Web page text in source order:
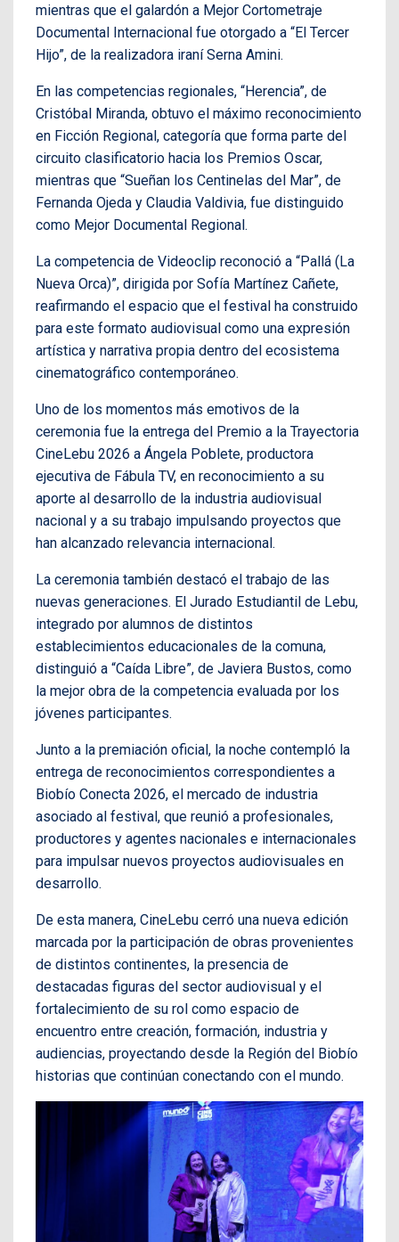
mientras que el galardón a Mejor Cortometraje
Documental Internacional fue otorgado a “El Tercer
Hijo”, de la realizadora iraní Serna Amini.
En las competencias regionales, “Herencia”, de
Cristóbal Miranda, obtuvo el máximo reconocimiento
en Ficción Regional, categoría que forma parte del
circuito clasificatorio hacia los Premios Oscar,
mientras que “Sueñan los Centinelas del Mar”, de
Fernanda Ojeda y Claudia Valdivia, fue distinguido
como Mejor Documental Regional.
La competencia de Videoclip reconoció a “Pallá (La
Nueva Orca)”, dirigida por Sofía Martínez Cañete,
reafirmando el espacio que el festival ha construido
para este formato audiovisual como una expresión
artística y narrativa propia dentro del ecosistema
cinematográfico contemporáneo.
Uno de los momentos más emotivos de la
ceremonia fue la entrega del Premio a la Trayectoria
CineLebu 2026 a Ángela Poblete, productora
ejecutiva de Fábula TV, en reconocimiento a su
aporte al desarrollo de la industria audiovisual
nacional y a su trabajo impulsando proyectos que
han alcanzado relevancia internacional.
La ceremonia también destacó el trabajo de las
nuevas generaciones. El Jurado Estudiantil de Lebu,
integrado por alumnos de distintos
establecimientos educacionales de la comuna,
distinguió a “Caída Libre”, de Javiera Bustos, como
la mejor obra de la competencia evaluada por los
jóvenes participantes.
Junto a la premiación oficial, la noche contempló la
entrega de reconocimientos correspondientes a
Biobío Conecta 2026, el mercado de industria
asociado al festival, que reunió a profesionales,
productores y agentes nacionales e internacionales
para impulsar nuevos proyectos audiovisuales en
desarrollo.
De esta manera, CineLebu cerró una nueva edición
marcada por la participación de obras provenientes
de distintos continentes, la presencia de
destacadas figuras del sector audiovisual y el
fortalecimiento de su rol como espacio de
encuentro entre creación, formación, industria y
audiencias, proyectando desde la Región del Biobío
historias que continúan conectando con el mundo.